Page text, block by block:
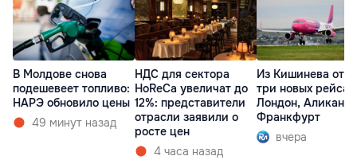
В Молдове снова
подешевеет топливо:
НАРЭ обновило цены
49 минут назад
НДС для сектора
HoReCa увеличат до
12%: представители
отрасли заявили о
росте цен
4 часа назад
Из Кишинева
три новых рейса
Лондон,
Франкфурт
вчера